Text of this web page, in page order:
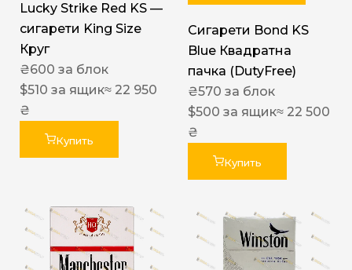
Lucky Strike Red KS —
сигарети King Size
Круг
₴600 за блок
$510 за ящик≈ 22 950
₴
Купить
Сигарети Bond KS
Blue Квадратна
пачка (DutyFree)
₴570 за блок
$500 за ящик≈ 22 500
₴
Купить